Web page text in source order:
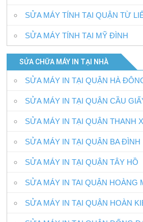
SỬA MÁY TÍNH TẠI QUẬN TỪ
SỬA MÁY TÍNH TẠI MỸ ĐÌNH
SỬA CHỮA MÁY IN TẠI NHÀ
SỬA MÁY IN TẠI QUẬN HÀ
SỬA MÁY IN TẠI QUẬN CẦU
SỬA MÁY IN TẠI QUẬN THANH
SỬA MÁY IN TẠI QUẬN BA ĐÌNH
SỬA MÁY IN TẠI QUẬN TÂY HỒ
SỬA MÁY IN TAI QUẬN HOÀNG
SỬA MÁY IN TẠI QUẬN HOÀN